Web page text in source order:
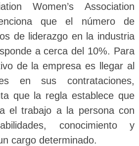
Women’s Association
que el número de
de liderazgo en la industria
a cerca del 10%. Para
de la empresa es llegar al
en sus contrataciones,
que la regla establece que
el trabajo a la persona con
conocimiento y
cargo determinado.